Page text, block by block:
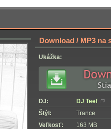
Download / MP3 na
Ukážka:
DJ: DJ Teef
Štýl:
Trance
Veľkosť:
163 MB